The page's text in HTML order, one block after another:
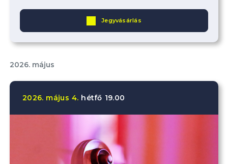
Jegyvásárlás
2026. május
2026. május 4. hétfő 19.00